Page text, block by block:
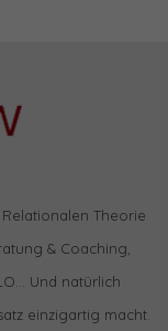
Theorie
& Coaching,
Und natürlich
einzigartig macht.